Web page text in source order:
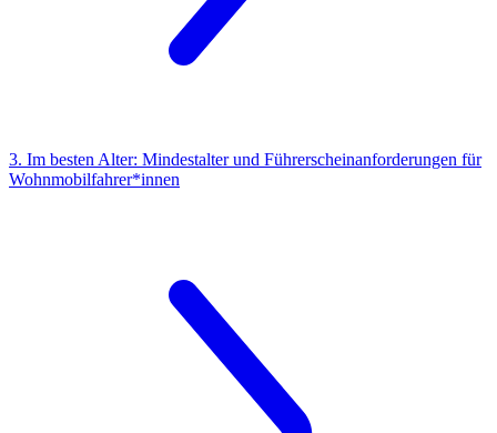
3. Im besten Alter: Mindestalter und Führerscheinanforderungen für
Wohnmobilfahrer*innen